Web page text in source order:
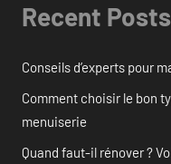
Recent Posts
Conseils d’experts pour
Comment choisir le bon
menuiserie
Quand faut-il rénover ?